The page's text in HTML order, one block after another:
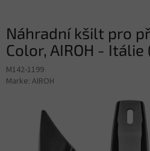
Náhradní kšilt pro
Color, AIROH -
M142-1199
Marke: AIROH